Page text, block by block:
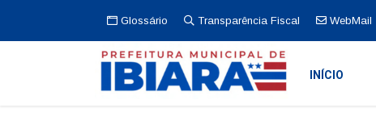
Glossário Transparência Fiscal WebMail
INÍCIO